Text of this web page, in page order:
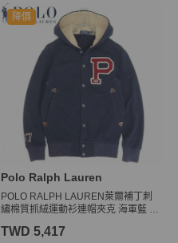
降價
Polo Ralph Lauren
POLO RALPH LAUREN萊爾補丁刺
繡棉質抓絨運動衫連帽夾克 海軍藍 X
TWD 5,417